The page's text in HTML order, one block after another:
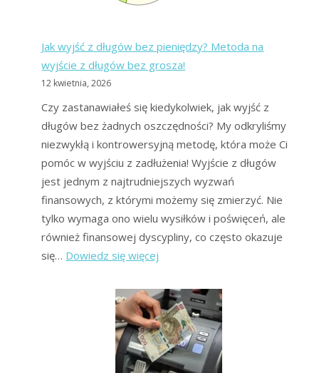
Jak wyjść z długów bez pieniędzy? Metoda na
wyjście z długów bez grosza!
12 kwietnia, 2026
Czy zastanawiałeś się kiedykolwiek, jak wyjść z
długów bez żadnych oszczędności? My odkryliśmy
niezwykłą i kontrowersyjną metodę, która może Ci
pomóc w wyjściu z zadłużenia! Wyjście z długów
jest jednym z najtrudniejszych wyzwań
finansowych, z którymi możemy się zmierzyć. Nie
tylko wymaga ono wielu wysiłków i poświęceń, ale
również finansowej dyscypliny, co często okazuje
się… Dowiedz się więcej
wyjść
z
długów
bez
pieniędzy?